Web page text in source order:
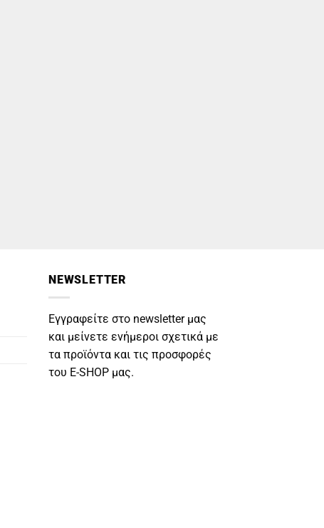
NEWSLETTER
Εγγραφείτε στο newsletter μας
και μείνετε ενήμεροι σχετικά με
τα προϊόντα και τις προσφορές
του E-SHOP μας.